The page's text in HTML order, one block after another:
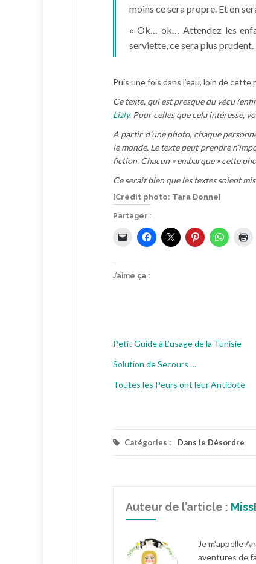
moins ce sera propre. Et on
« Ok… ok… Attendez les
serviette, ce sera plus prudent.
Puis une fois dans l’eau, loin de
Ce texte, qui est presque du vécu
Lizly. Pour celles que cela intéresse,
A partir d’une photo, chaque
le monde. Le texte peut prendre
fiction. Chacun « embarque » cette
Ce serait bien que les textes soient
[Crédit photo: Tara Donne]
Partager :
J’aime ça :
Petit Guide à L’usage de la Tunisie
Solution de Secours …
Toutes les Peurs ont leur Antidote
Catégories : Dans le Désordre
Auteur de l’article :
Je m'appelle
aventures de